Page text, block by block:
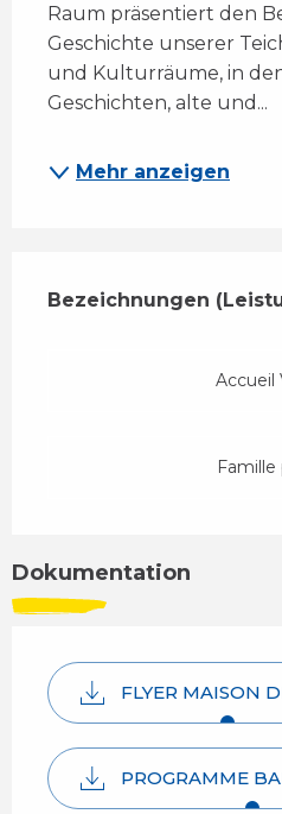
Raum präsentiert den
Geschichte unserer
und Kulturräume, in
Geschichten, alte und...
Mehr anzeigen
Bezeichnungen
Bezeichnungen
Accueil
Famille
Dokumentation
FLYER MAISON
PROGRAMME